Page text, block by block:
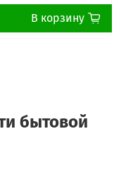
В корзину
бытовой